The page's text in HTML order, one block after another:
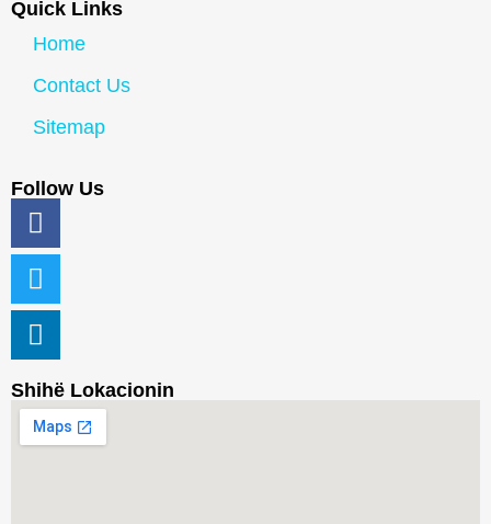
Quick Links
Home
Contact Us
Sitemap
Follow Us
Shihë Lokacionin